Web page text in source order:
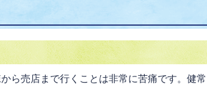
ら売店まで行くことは非常に苦痛です。健常